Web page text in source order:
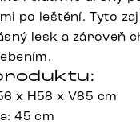
po leštění. Tyto
lesk a zároveň
x H58 x V85 cm
45 cm